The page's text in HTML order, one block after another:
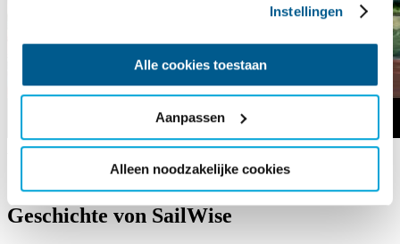
Instellingen
Alle cookies toestaan
Aanpassen
Alleen noodzakelijke cookies
AkzeptiereMarketing-Cookies, um das Video anzusehen
Geschichte von SailWise